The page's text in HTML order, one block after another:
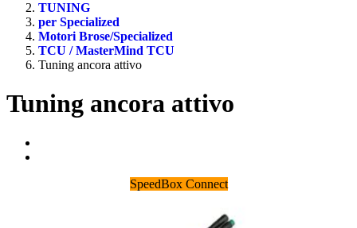
TUNING
per Specialized
Motori Brose/Specialized
TCU / MasterMind TCU
Tuning ancora attivo
Tuning ancora attivo
SpeedBox Connect